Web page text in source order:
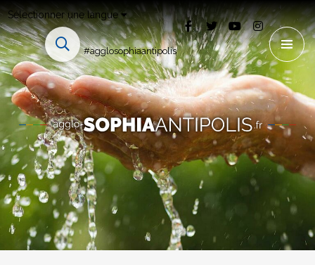
Sélectionner une langue
#agglosophiaantipolis